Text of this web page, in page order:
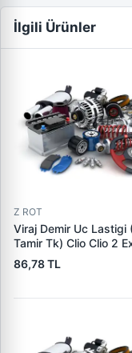
İlgili Ürünler
Z ROT
Viraj Demir Uc Lastigi
Tamir Tk) Clio Clio 2
Kangoo Logan
LDM 339502 | OEM
86,78 TL